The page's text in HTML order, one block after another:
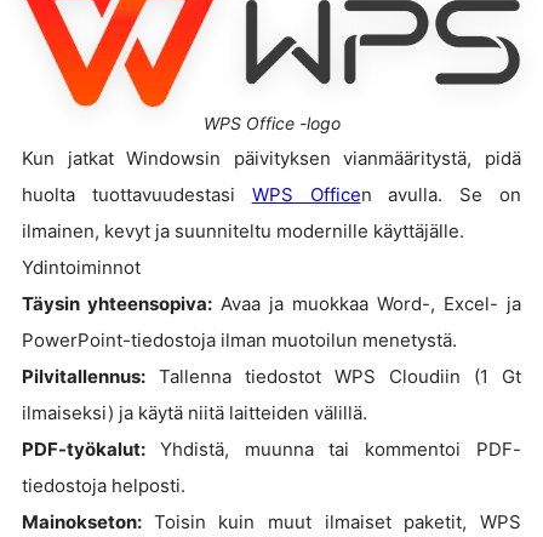
WPS Office -logo
Kun jatkat Windowsin päivityksen vianmääritystä, pidä
huolta tuottavuudestasi WPS Officen avulla. Se on
ilmainen, kevyt ja suunniteltu modernille käyttäjälle.
Ydintoiminnot
Täysin yhteensopiva: Avaa ja muokkaa Word-, Excel- ja
PowerPoint-tiedostoja ilman muotoilun menetystä.
Pilvitallennus: Tallenna tiedostot WPS Cloudiin (1 Gt
ilmaiseksi) ja käytä niitä laitteiden välillä.
PDF-työkalut: Yhdistä, muunna tai kommentoi PDF-
tiedostoja helposti.
Mainokseton: Toisin kuin muut ilmaiset paketit, WPS